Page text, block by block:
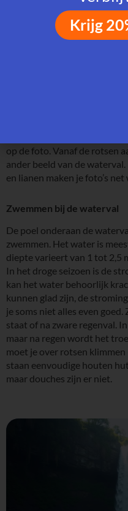
Uitzicht en plekken om
Rond Penida Waterval zijn
op de foto. Vanaf de rotsen
ander beeld van de
en lianen maken je foto’s net
Zwemmen bij de waterval
De poel onderaan de
zwemmen. Het water is
diepte varieert van 1 tot 2,5
In het droge seizoen is de
kan het water behoorlijk
kunnen glad zijn, de
je soms niet alles even
staat of na zware regenval.
maar na regen wordt het
moet je over rotsen
staan eenvoudige houten
maar douches zijn er niet.
Krijg